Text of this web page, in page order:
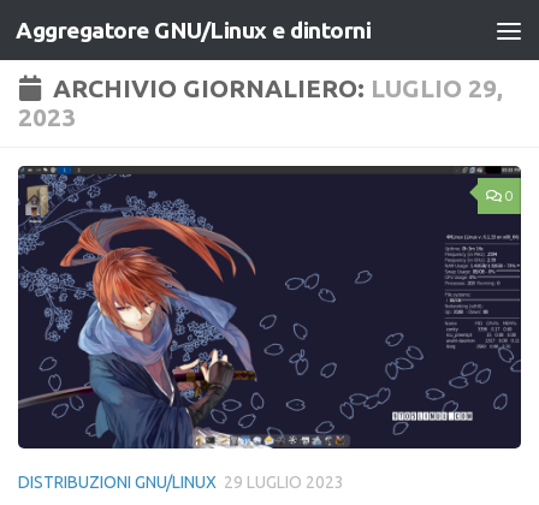
Salta al contenuto
Aggregatore GNU/Linux e dintorni
ARCHIVIO GIORNALIERO: LUGLIO 29,
2023
0
DISTRIBUZIONI GNU/LINUX 29 LUGLIO 2023